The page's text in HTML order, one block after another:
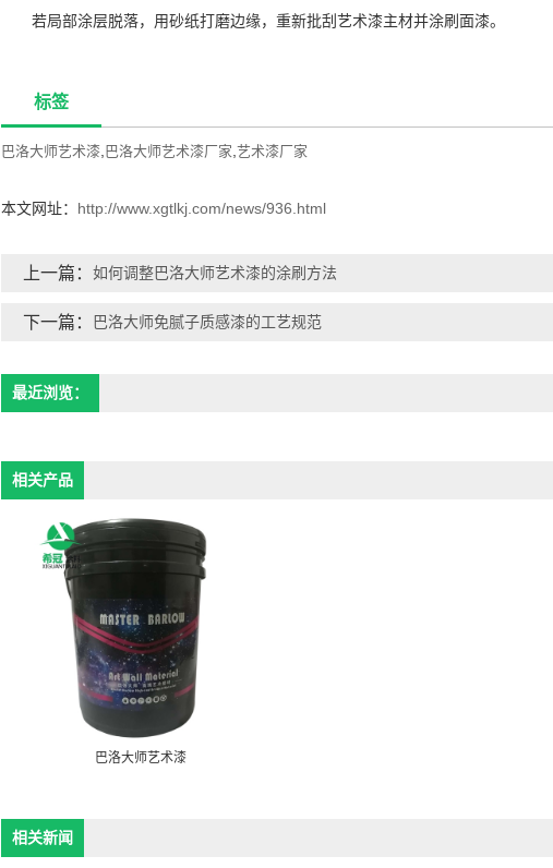
若局部涂层脱落，用砂纸打磨边缘，重新批刮艺术漆主材并涂刷面漆。
标签
巴洛大师艺术漆, 巴洛大师艺术漆厂家,艺术漆厂家
本文网址： http://www.xgtlkj.com/news/936.html
上一篇：如何调整巴洛大师艺术漆的涂刷方法
下一篇： 巴洛大师免腻子质感漆的工艺规范
最近浏览：
相关产品
巴洛大师艺术漆
相关新闻